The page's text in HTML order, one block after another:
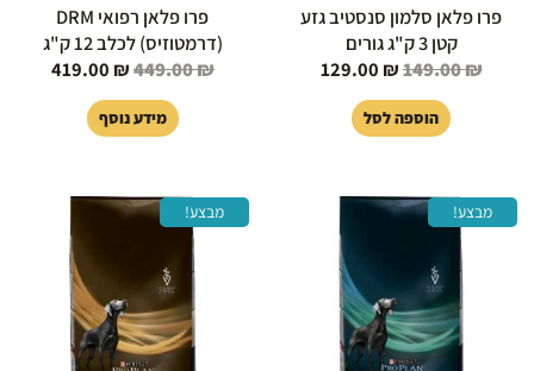
פרו פלאן סלמון סנסטיב גזע
קטן 3 ק"ג גורים
149.00₪
129.00 ₪
הוספה לסל
פרו פלאן רפואי DRM
(דרמטוזיס) לכלב 12 ק"ג
449.00₪
419.00 ₪
מידע נוסף
מבצע!
המחיר
399.00 ₪.
מבצע!
המחיר
399.00 ₪.